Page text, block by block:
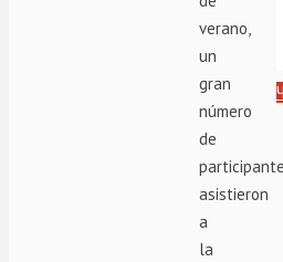
verano,
un
gran
número
de
asistieron
a
la